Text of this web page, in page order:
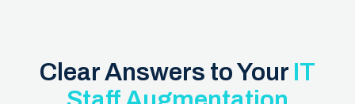
Clear Answers to Your IT